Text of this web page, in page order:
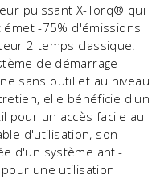
puissant X-Torq® qui
-75% d'émissions
2 temps classique.
de démarrage
sans outil et au niveau
elle bénéficie d'un
pour un accès facile au
d'utilisation, son
d'un système anti-
une utilisation